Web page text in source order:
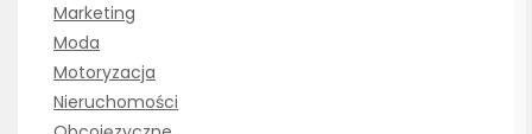
Marketing
Moda
Motoryzacja
Nieruchomości